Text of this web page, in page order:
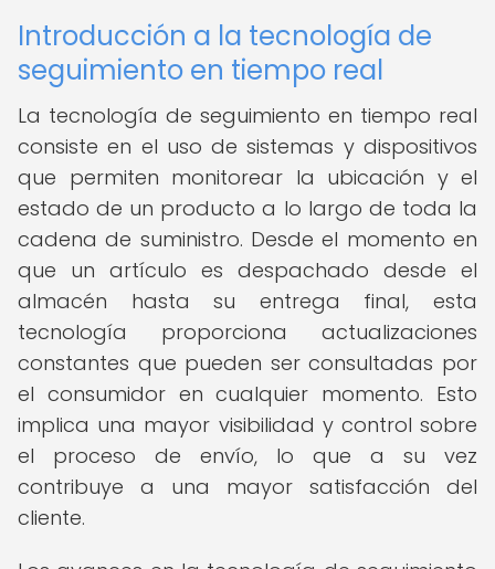
Introducción a la tecnología de
seguimiento en tiempo real
La tecnología de seguimiento en tiempo real
consiste en el uso de sistemas y dispositivos
que permiten monitorear la ubicación y el
estado de un producto a lo largo de toda la
cadena de suministro. Desde el momento en
que un artículo es despachado desde el
almacén hasta su entrega final, esta
tecnología proporciona actualizaciones
constantes que pueden ser consultadas por
el consumidor en cualquier momento. Esto
implica una mayor visibilidad y control sobre
el proceso de envío, lo que a su vez
contribuye a una mayor satisfacción del
cliente.